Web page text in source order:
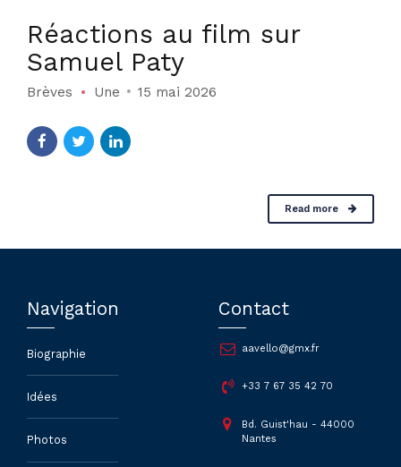
Réactions au film sur
Samuel Paty
Brèves Une 15 mai 2026
Read more
Navigation
Biographie
Idées
Photos
Contact
aavello@gmx.fr
+33 7 67 35 42 70
Bd. Guist'hau - 44000
Nantes